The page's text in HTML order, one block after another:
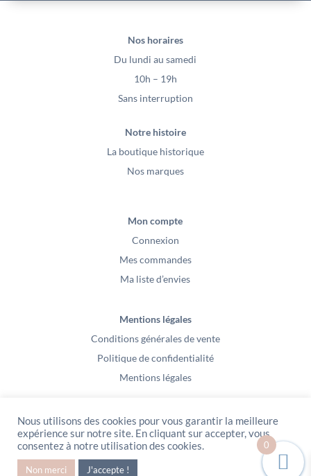
Nos horaires
Du lundi au samedi
10h – 19h
Sans interruption
Notre histoire
La boutique historique
Nos marques
Mon compte
Connexion
Mes commandes
Ma liste d’envies
Mentions légales
Conditions générales de vente
Politique de confidentialité
Mentions légales
PeeKaBoo / Sarl Gablia au capital de 10 000 euros – Av Ernest Cristal 63
000 Clermont-Ferrand – Copyright2021 – Tous droits réservés – Vidéo
Nous utilisons des cookies pour vous garantir la meilleure
expérience sur notre site. En cliquant sur accepter, vous
consentez à notre utilisation des cookies.
Non merci J'accepte !
0